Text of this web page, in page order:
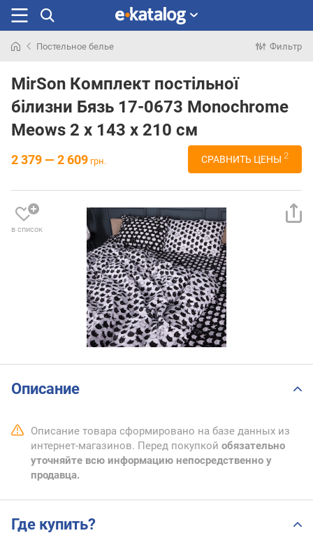
раньше
Постельное белье Фильтр
MirSon Комплект постільної
білизни Бязь 17-0673 Monochrome
Meows 2 x 143 x 210 см
2 379 — 2 609 грн. СРАВНИТЬ ЦЕНЫ 2
в список
Описание
Описание товара сформировано на базе данных из
интернет-магазинов. Перед покупкой обязательно
уточняйте всю информацию непосредственно у
продавца.
Где купить?